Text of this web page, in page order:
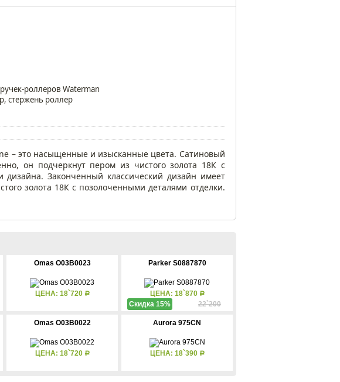
роллеров Waterman
стержень роллер
– это насыщенные и изысканные цвета. Сатиновый
он подчеркнут пером из чистого золота 18К с
Законченный классический дизайн имеет
золота 18К с позолоченными деталями отделки.
Omas O03B0023
ЦЕНА: 18`720 Р
Parker S0887870
ЦЕНА: 18`870 Р
22`200
Скидка 15%
Omas O03B0022
ЦЕНА: 18`720 Р
Aurora 975CN
ЦЕНА: 18`390 Р